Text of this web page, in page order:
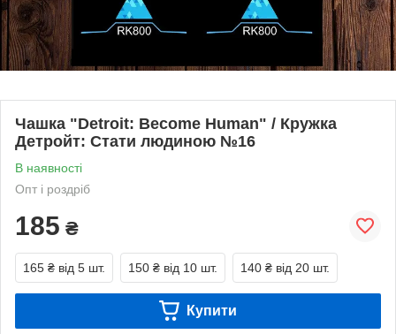
Чашка "Detroit: Become Human" / Кружка
Детройт: Стати людиною №16
В наявності
Опт і роздріб
185 ₴
165 ₴ від 5 шт. 150 ₴ від 10 шт. 140 ₴ від 20 шт.
Купити